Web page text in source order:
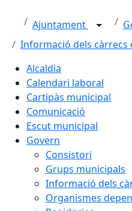
Ajuntament
Informació dels càrrecs
Alcaldia
Calendari laboral
Cartipàs municipal
Comunicació
Escut municipal
Govern
Consistori
Grups municipals
Informació dels
Organismes